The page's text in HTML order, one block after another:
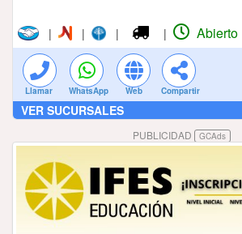
| | | | Abierto
Llamar WhatsApp Web Compartir
VER SUCURSALES
PUBLICIDAD GCAds